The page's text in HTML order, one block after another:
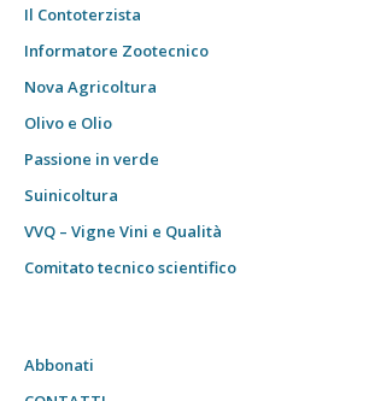
Il Contoterzista
Informatore Zootecnico
Nova Agricoltura
Olivo e Olio
Passione in verde
Suinicoltura
VVQ – Vigne Vini e Qualità
Comitato tecnico scientifico
Abbonati